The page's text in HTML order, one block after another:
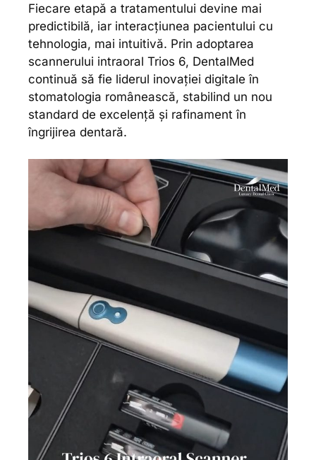
Fiecare etapă a tratamentului devine mai
predictibilă, iar interacțiunea pacientului cu
tehnologia, mai intuitivă. Prin adoptarea
scannerului intraoral Trios 6, DentalMed
continuă să fie liderul inovației digitale în
stomatologia românească, stabilind un nou
standard de excelență și rafinament în
îngrijirea dentară.